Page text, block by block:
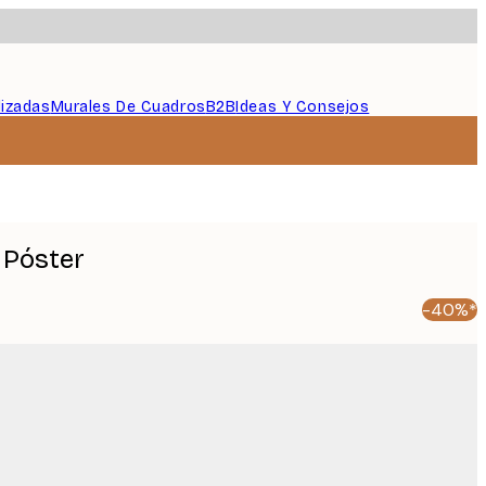
Murales De CuadrosB2BIdeas Y Consejos
-40%*